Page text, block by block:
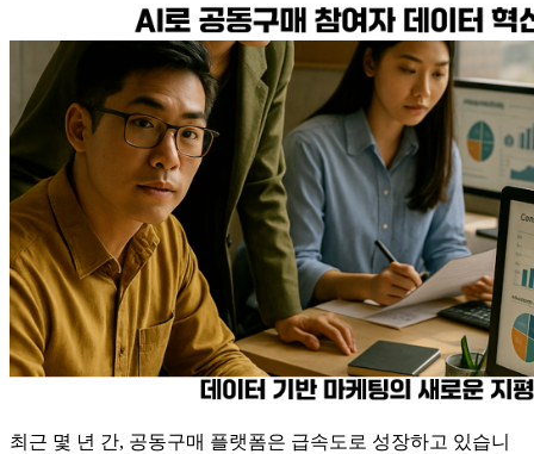
최근 몇 년 간, 공동구매 플랫폼은 급속도로 성장하고 있습니